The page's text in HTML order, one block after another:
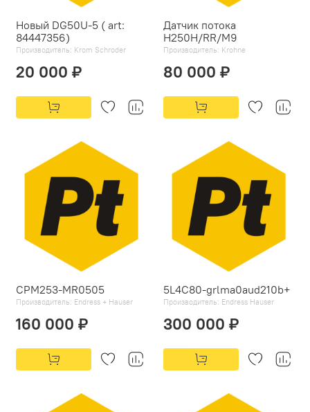
Новый DG50U-5 ( art:
84447356)
Производитель: Krom Schroder
20 000 ₽
Датчик потока
H250H/RR/M9
Производитель: Krohne
80 000 ₽
CPM253-MR0505
Производитель: Endress + Hauser
160 000 ₽
5L4C80-grlma0aud210b+
Производитель: Endress Hauser
300 000 ₽